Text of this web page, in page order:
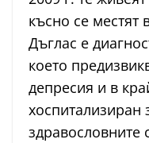
късно се
Дъглас е
което
депресия и в
хоспитализиран
здравословните